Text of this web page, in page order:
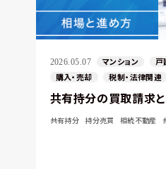
2026.05.07 マンション 戸
購入・売却
税制・法律関連
共有持分の買取請求
共有持分 持分売買 相続不動産